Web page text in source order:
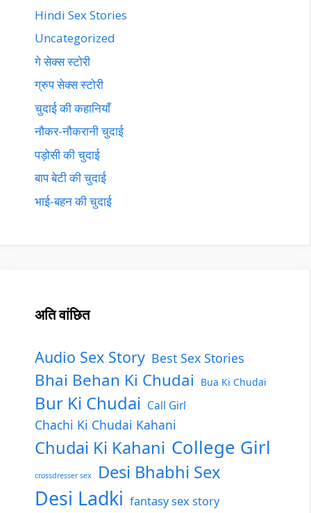
Hindi Sex Stories
Uncategorized
गे सेक्स स्टोरी
ग्रुप सेक्स स्टोरी
चुदाई की कहानियाँ
नौकर-नौकरानी चुदाई
पड़ोसी की चुदाई
बाप बेटी की चुदाई
भाई-बहन की चुदाई
अति वांछित
Audio Sex Story Best Sex Stories
Bhai Behan Ki Chudai Bua Ki Chudai
Bur Ki Chudai Call Girl
Chachi Ki Chudai Kahani
Chudai Ki Kahani College Girl
crossdresser sex Desi Bhabhi Sex
Desi Ladki fantasy sex story